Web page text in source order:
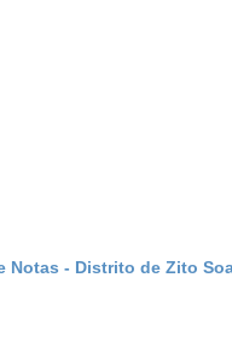
Notas - Distrito de Zito